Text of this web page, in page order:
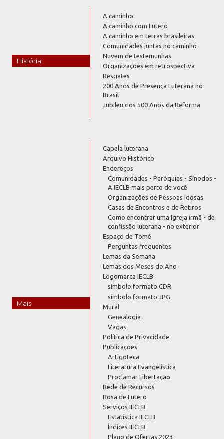
História
A caminho
A caminho com Lutero
A caminho em terras brasileiras
Comunidades juntas no caminho
Nuvem de testemunhas
Organizações em retrospectiva
Resgates
200 Anos de Presença Luterana no
Brasil
Jubileu dos 500 Anos da Reforma
Mais
Capela luterana
Arquivo Histórico
Endereços
Comunidades - Paróquias - Sínodos -
A IECLB mais perto de você
Organizações de Pessoas Idosas
Casas de Encontros e de Retiros
Como encontrar uma Igreja irmã - de
confissão luterana - no exterior
Espaço de Tomé
Perguntas frequentes
Lemas da Semana
Lemas dos Meses do Ano
Logomarca IECLB
símbolo formato CDR
símbolo formato JPG
Mural
Genealogia
Vagas
Política de Privacidade
Publicações
Artigoteca
Literatura Evangelística
Proclamar Libertação
Rede de Recursos
Rosa de Lutero
Serviços IECLB
Estatística IECLB
Índices IECLB
Plano de Ofertas 2023